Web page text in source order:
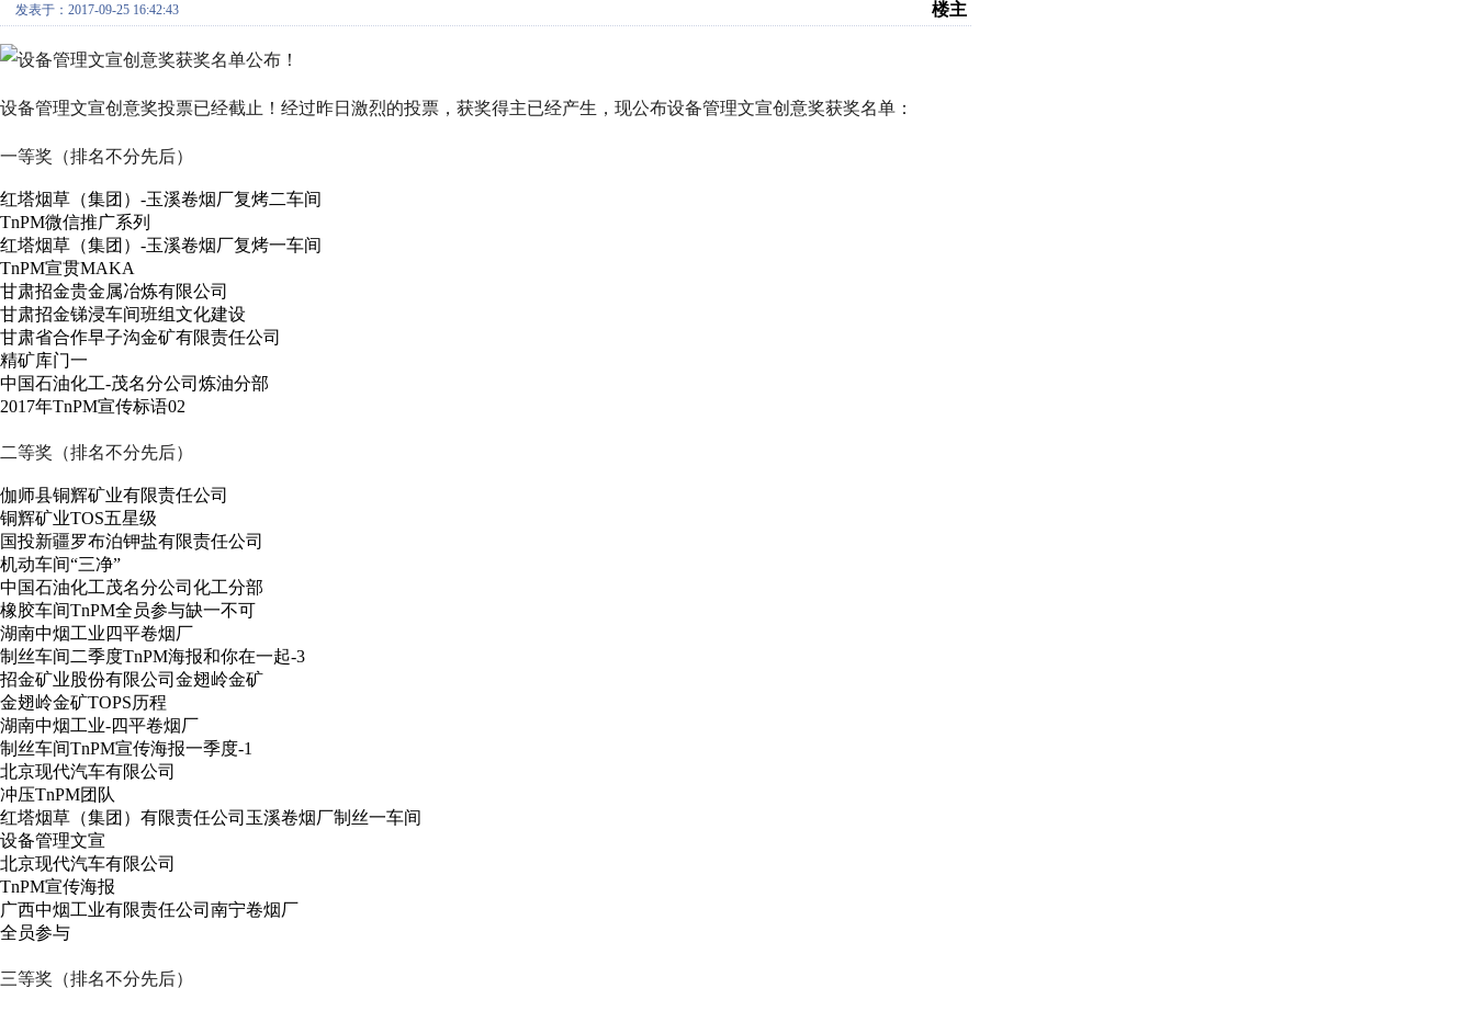
发表于：2017-09-25 16:42:43 楼主
设备管理文宣创意奖投票已经截止！经过昨日激烈的投票，获奖得主已经产生，现公布设备管理文宣创意奖获奖名单：
一等奖（排名不分先后）
红塔烟草（集团）-玉溪卷烟厂复烤二车间
TnPM微信推广系列
红塔烟草（集团）-玉溪卷烟厂复烤一车间
TnPM宣贯MAKA
甘肃招金贵金属冶炼有限公司
甘肃招金锑浸车间班组文化建设
甘肃省合作早子沟金矿有限责任公司
精矿库门一
中国石油化工-茂名分公司炼油分部
2017年TnPM宣传标语02
二等奖（排名不分先后）
伽师县铜辉矿业有限责任公司
铜辉矿业TOS五星级
国投新疆罗布泊钾盐有限责任公司
机动车间“三净”
中国石油化工茂名分公司化工分部
橡胶车间TnPM全员参与缺一不可
湖南中烟工业四平卷烟厂
制丝车间二季度TnPM海报和你在一起-3
招金矿业股份有限公司金翅岭金矿
金翅岭金矿TOPS历程
湖南中烟工业-四平卷烟厂
制丝车间TnPM宣传海报一季度-1
北京现代汽车有限公司
冲压TnPM团队
红塔烟草（集团）有限责任公司玉溪卷烟厂制丝一车间
设备管理文宣
北京现代汽车有限公司
TnPM宣传海报
广西中烟工业有限责任公司南宁卷烟厂
全员参与
三等奖（排名不分先后）